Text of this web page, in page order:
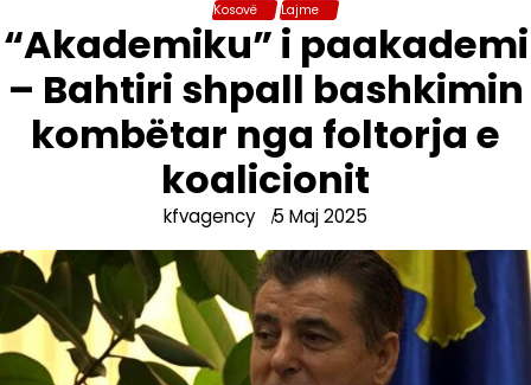
Kosovë Lajme
“Akademiku” i paakademi
– Bahtiri shpall bashkimin
kombëtar nga foltorja e
koalicionit
kfvagency 5 Maj 2025